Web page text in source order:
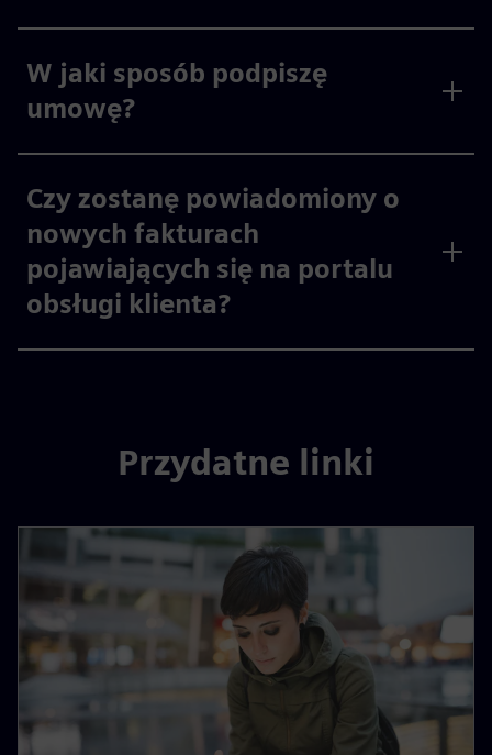
W jaki sposób podpiszę
umowę?
Czy zostanę powiadomiony o
nowych fakturach
pojawiających się na portalu
obsługi klienta?
Przydatne linki